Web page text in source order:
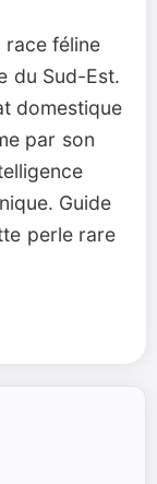
race féline
du Sud-Est.
domestique
par son
Guide
perle rare